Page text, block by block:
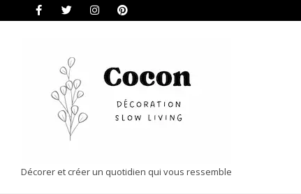
COCON
Décorer et créer un quotidien qui vous ressemble